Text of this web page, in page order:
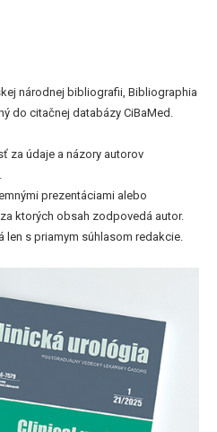
národnej bibliografii, Bibliographia
do citačnej databázy CiBaMed.
za údaje a názory autorov
prezentáciami alebo
ktorých obsah zodpovedá autor.
s priamym súhlasom redakcie.